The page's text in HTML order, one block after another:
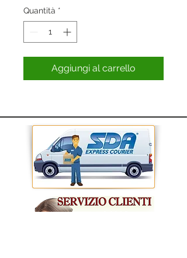
Quantità *
Aggiungi al carrello